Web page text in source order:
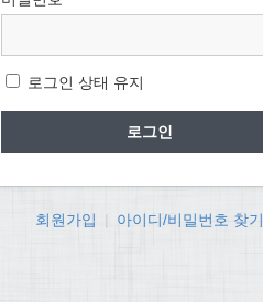
로그인 상태 유지
회원가입 | 아이디/비밀번호 찾기